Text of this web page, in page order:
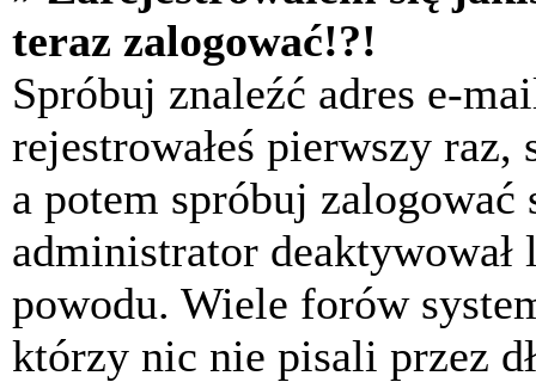
teraz zalogować!?!
Spróbuj znaleźć adres e-
rejestrowałeś pierwszy
a potem spróbuj
administrator deaktywował
powodu. Wiele forów
którzy nic nie pisali przez